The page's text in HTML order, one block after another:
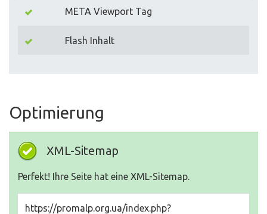
META Viewport Tag
Flash Inhalt
Optimierung
XML-Sitemap
Perfekt! Ihre Seite hat eine XML-Sitemap.
https://promalp.org.ua/index.php?